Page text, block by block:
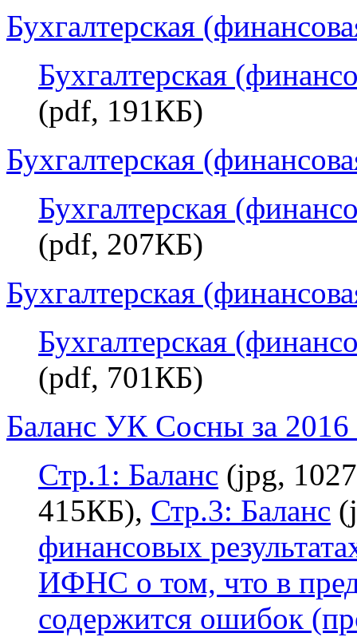
Бухгалтерская
Бухгалтерская
(pdf, 191КБ)
Бухгалтерская
Бухгалтерская
(pdf, 207КБ)
Бухгалтерская
Бухгалтерская
(pdf, 701КБ)
Баланс УК Сосны за 2016
Стр.1: Баланс (jpg,
415КБ), Стр.3: Баланс
финансовых
ИФНС о том, что в
содержится ошибок